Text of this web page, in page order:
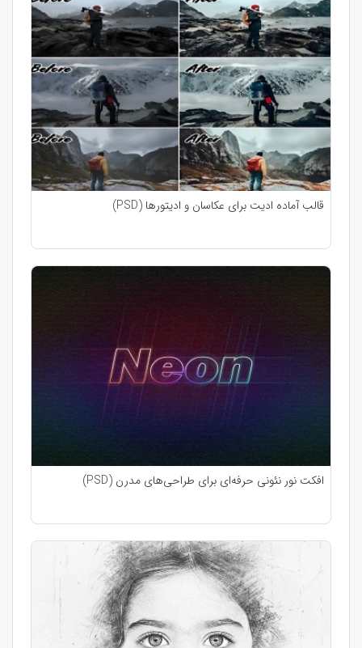
قالب آماده ادیت برای عکاسان و ادیتورها (PSD)
افکت نور نئونی حرفه‌ای برای طراحی‌های مدرن (PSD)